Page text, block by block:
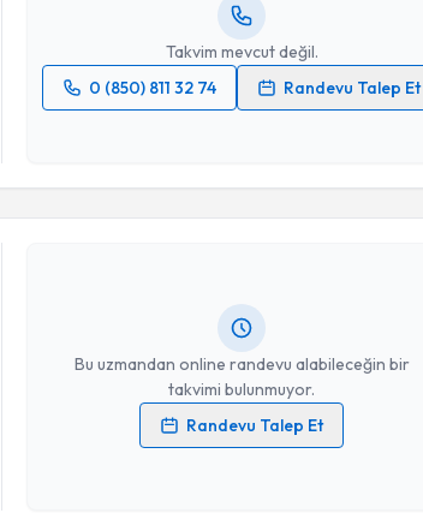
Takvim mevcut değil.
0 (850) 811 32 74
Randevu Talep Et
Bu uzmandan online randevu alabileceğin bir
takvimi bulunmuyor.
Randevu Talep Et
Randevu Takvimi Talebi
Kişisel verilerimin işlenmesine ilişkinAydınlatma Metni
Randevu Takvimi Talebi